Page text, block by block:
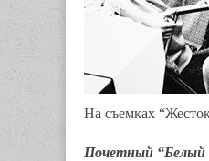
На съемках
Почетный “Белый